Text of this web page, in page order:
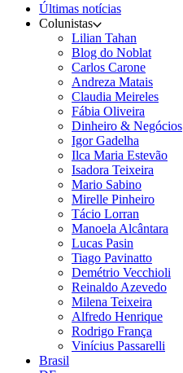
Últimas notícias
Colunistas
Lilian Tahan
Blog do Noblat
Carlos Carone
Andreza Matais
Claudia Meireles
Fábia Oliveira
Dinheiro & Negócios
Igor Gadelha
Ilca Maria Estevão
Isadora Teixeira
Mario Sabino
Mirelle Pinheiro
Tácio Lorran
Manoela Alcântara
Lucas Pasin
Tiago Pavinatto
Demétrio Vecchioli
Reinaldo Azevedo
Milena Teixeira
Alfredo Henrique
Rodrigo França
Vinícius Passarelli
Brasil